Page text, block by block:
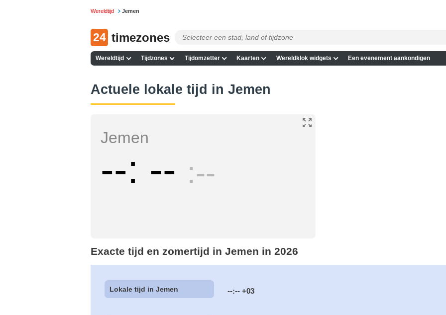
Wereldtijd Jemen
24 timezones
Wereldtijd Tijdzones Tijdomzetter Kaarten Wereldklok widgets Een evenement aankondigen
Actuele lokale tijd in Jemen
Jemen
-- -- --
Exacte tijd en zomertijd in Jemen in 2026
Lokale tijd in Jemen --:-- +03